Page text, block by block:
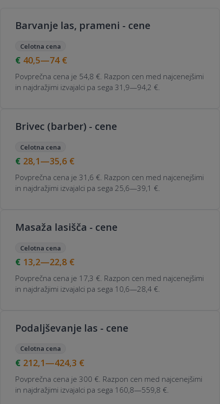
Barvanje las, prameni - cene
Celotna cena
40,5—74 €
Povprečna cena je 54,8 €. Razpon cen med najcenejšimi
in najdražjimi izvajalci pa sega 31,9—94,2 €.
Brivec (barber) - cene
Celotna cena
28,1—35,6 €
Povprečna cena je 31,6 €. Razpon cen med najcenejšimi
in najdražjimi izvajalci pa sega 25,6—39,1 €.
Masaža lasišča - cene
Celotna cena
13,2—22,8 €
Povprečna cena je 17,3 €. Razpon cen med najcenejšimi
in najdražjimi izvajalci pa sega 10,6—28,4 €.
Podaljševanje las - cene
Celotna cena
212,1—424,3 €
Povprečna cena je 300 €. Razpon cen med najcenejšimi
in najdražjimi izvajalci pa sega 160,8—559,8 €.